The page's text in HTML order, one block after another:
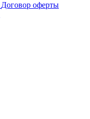
Договор оферты